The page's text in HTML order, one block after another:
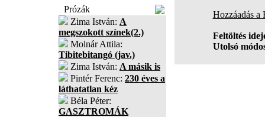
Prózák
Zima István: A
megszokott színek(2.)
Molnár Attila:
Tibitebitangó (jav.)
Zima István: A másik is
Pintér Ferenc: 230 éves a
láthatatlan kéz
Béla Péter:
GASZTROMÁK
Hozzáadás
Feltöltés
Utolsó